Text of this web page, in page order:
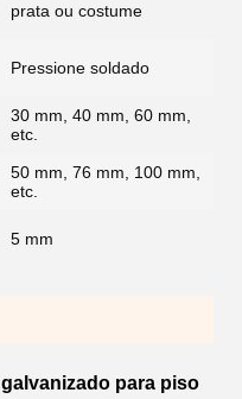
prata ou costume
Pressione soldado
30 mm, 40 mm, 60 mm,
etc.
50 mm, 76 mm, 100 mm,
etc.
5 mm
para piso